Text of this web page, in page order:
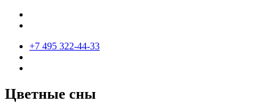
+7 495 322-44-33
Цветные сны